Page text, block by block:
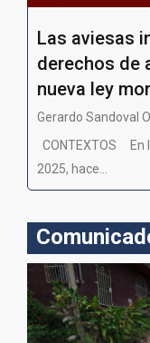
Las aviesas
derechos de
nueva ley
Gerardo Sandoval
CONTEXTOS En
2025, hace...